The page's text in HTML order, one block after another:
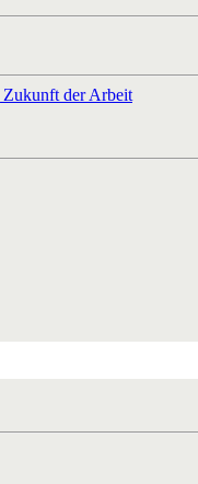
Zukunft der Arbeit